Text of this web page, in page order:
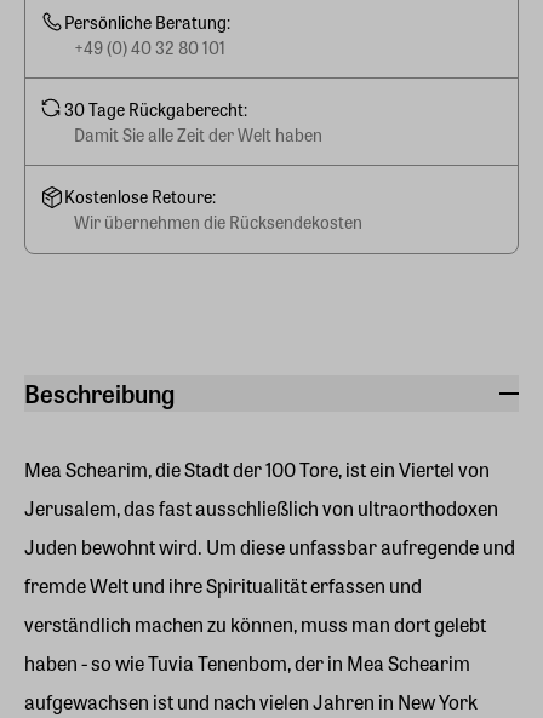
Beschreibung
Mea Schearim, die Stadt der 100 Tore, ist ein Viertel von
Jerusalem, das fast ausschließlich von ultraorthodoxen
Juden bewohnt wird. Um diese unfassbar aufregende und
fremde Welt und ihre Spiritualität erfassen und
verständlich machen zu können, muss man dort gelebt
haben - so wie Tuvia Tenenbom, der in Mea Schearim
aufgewachsen ist und nach vielen Jahren in New York
Persönliche Beratung:
+49 (0) 40 32 80 101
30 Tage Rückgaberecht:
Damit Sie alle Zeit der Welt haben
Kostenlose Retoure:
Wir übernehmen die Rücksendekosten